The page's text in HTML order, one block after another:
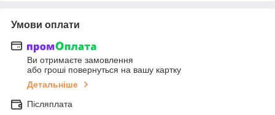
Умови оплати
Ви отримаєте замовлення
або гроші повернуться на вашу картку
Детальніше
Післяплата